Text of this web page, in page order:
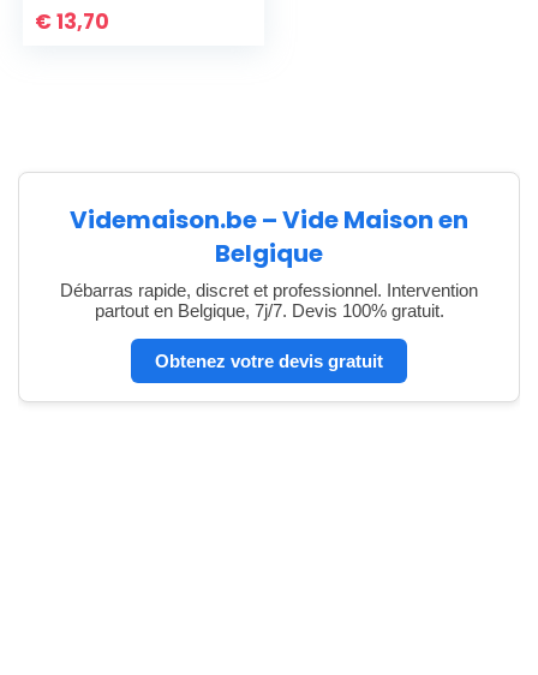
€ 13,70
Videmaison.be – Vide Maison en
Belgique
Débarras rapide, discret et professionnel. Intervention
partout en Belgique, 7j/7. Devis 100% gratuit.
Obtenez votre devis gratuit